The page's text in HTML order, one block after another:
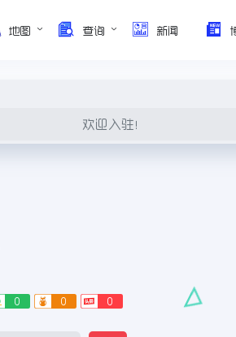
地图 查询 新闻
欢迎入驻！
0 0 0